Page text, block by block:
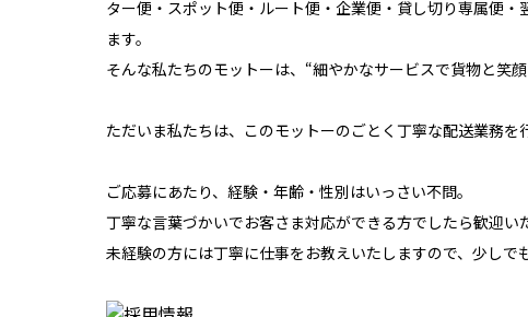
ター便・スポット便・ルート便・企業便・貸し切り専属便
ます。
そんな私たちのモットーは、“細やかなサービスで貨物と笑顔
ただいま私たちは、このモットーのごとく丁寧な配送業務を
ご応募にあたり、経験・年齢・性別はいっさい不問。
丁寧な言葉づかいでお客さま対応ができる方でしたら歓迎い
未経験の方には丁寧に仕事をお教えいたしますので、少しで